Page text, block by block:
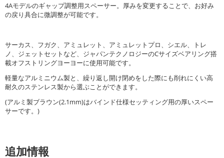
4Aモデルのギャップ調整用スペーサー。厚みを変更することで、お好み
の戻り具合に微調整が可能です。
サーカス、フガク、アミュレット、アミュレットプロ、シエル、トレ
ノ、ジェットセットなど、ジャパンテクノロジーのCサイズベアリング搭
載オフストリングヨーヨーに使用可能です。
軽量なアルミニウム製と、繰り返し開け閉めをした際にも削れにくい高
耐久のステンレス製から選ぶことができます。
(アルミ製ブラウン(2.1mm)はバインド仕様セッティング用の厚いスペー
サーです。)
追加情報